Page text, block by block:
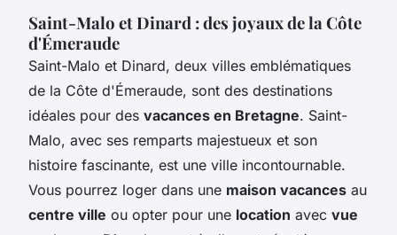
Saint-Malo et Dinard : des joyaux de la Côte
d'Émeraude
Saint-Malo et Dinard, deux villes emblématiques
de la Côte d'Émeraude, sont des destinations
idéales pour des vacances en Bretagne. Saint-
Malo, avec ses remparts majestueux et son
histoire fascinante, est une ville incontournable.
Vous pourrez loger dans une maison vacances au
centre ville ou opter pour une location avec vue